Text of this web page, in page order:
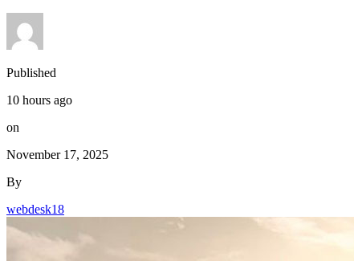
Published
10 hours ago
on
November 17, 2025
By
webdesk18